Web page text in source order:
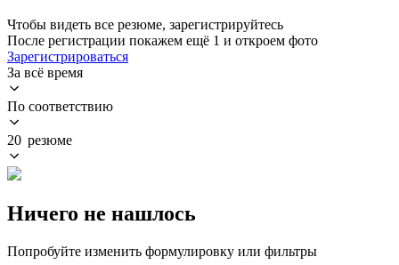
Чтобы видеть все резюме, зарегистрируйтесь
После регистрации покажем ещё 1 и откроем фото
Зарегистрироваться
За всё время
По соответствию
20 резюме
Ничего не нашлось
Попробуйте изменить формулировку или фильтры